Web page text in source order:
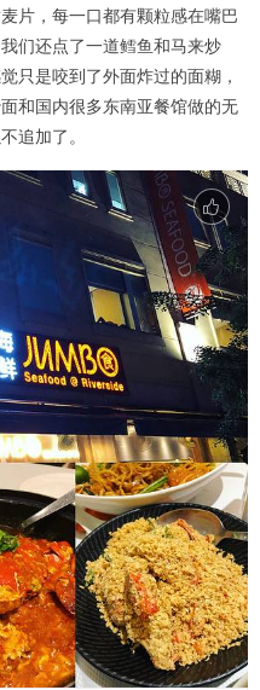
片，每一口都有颗粒感在嘴巴
们还点了一道鳕鱼和马来炒
只是咬到了外面炸过的面糊，
和国内很多东南亚餐馆做的无
追加了。